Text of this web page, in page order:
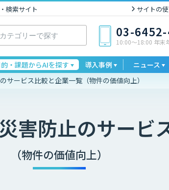
検索サイト サイトの
03-
10:00〜18:00 年末
的・課題からAIを探す 導入事例 ニュース
サービス比較と企業一覧（物件の価値向上）
害防止のサービ
（物件の価値向上）